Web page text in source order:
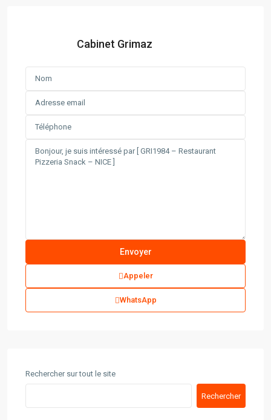
Cabinet Grimaz
Appeler
WhatsApp
Rechercher sur tout le site
Rechercher